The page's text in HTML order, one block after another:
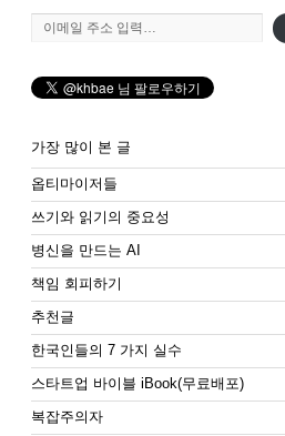
이메일 주소 입력…
가장 많이 본 글
옵티마이저들
쓰기와 읽기의 중요성
병신을 만드는 AI
책임 회피하기
추천글
한국인들의 7 가지 실수
스타트업 바이블 iBook(무료배포)
복잡주의자